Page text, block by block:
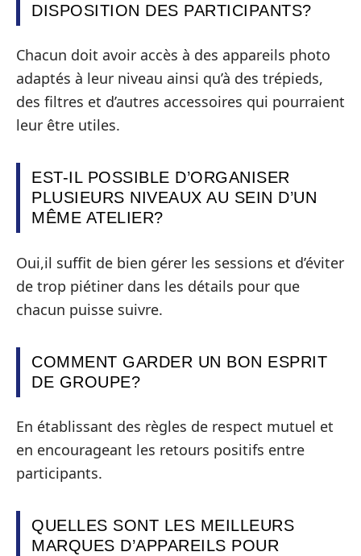
DISPOSITION DES PARTICIPANTS?
Chacun doit avoir accès à des appareils photo
adaptés à leur niveau ainsi qu’à des trépieds,
des filtres et d’autres accessoires qui pourraient
leur être utiles.
EST-IL POSSIBLE D’ORGANISER
PLUSIEURS NIVEAUX AU SEIN D’UN
MÊME ATELIER?
Oui,il suffit de bien gérer les sessions et d’éviter
de trop piétiner dans les détails pour que
chacun puisse suivre.
COMMENT GARDER UN BON ESPRIT
DE GROUPE?
En établissant des règles de respect mutuel et
en encourageant les retours positifs entre
participants.
QUELLES SONT LES MEILLEURS
MARQUES D’APPAREILS POUR